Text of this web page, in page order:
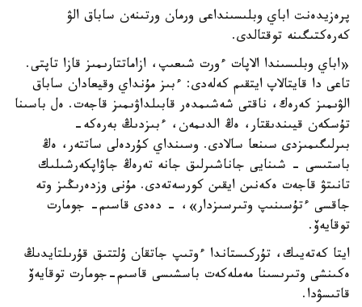
پرەزيدەنت اباي وبلىسىنداعى ورمان ورتىنەن ساباق الۋ
كەرەكتىگىنە توقتالدى.
«اباي وبلىسىندا الاپات ءورت شىعىپ، ازاماتتارىمىز قازا تاپتى.
تاعى دا قايتالاپ ايتقىم كەلەدى: ءبىز مۇنداي وقيعادان ساباق
الۋىمىز كەرەك، ناقتى شەشىمدەر قابىلداۋىمىز قاجەت. ەل باسىنا
تۇسكەن قيىندىقتار، ەڭ الدىمەن، ءبىزدىڭ بەرەكە-
بىرلىگىمىزدى سىنعا سالادى. وسىنداي كۇردەلى ساتتەر، ەڭ
باستىسى - شىنايى جاناشىرلىق جانە تەرەڭ جاۋاپكەرشىلىك
تانىتۋ قاجەت ەكەنىن ايقىن كورسەتەدى. مۇنى وزدەرىڭىز وتە
جاقسى ءتۇسىنىپ وتىرسىزدار»، - دەدى قاسىم- جومارت
توقايەۆ.
ايتا كەتەيىك، تۇركىستاندا ءوتىپ جاتقان ۇلتتىق قۇرىلتايدىڭ
ەكىنشى وتىرىسىنا مەملەكەت باسشىسى قاسىم-جومارت توقايەۆ
قاتىسۋدا.